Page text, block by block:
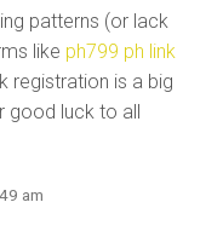
patterns (or lack
like ph799 ph link
registration is a big
good luck to all
am